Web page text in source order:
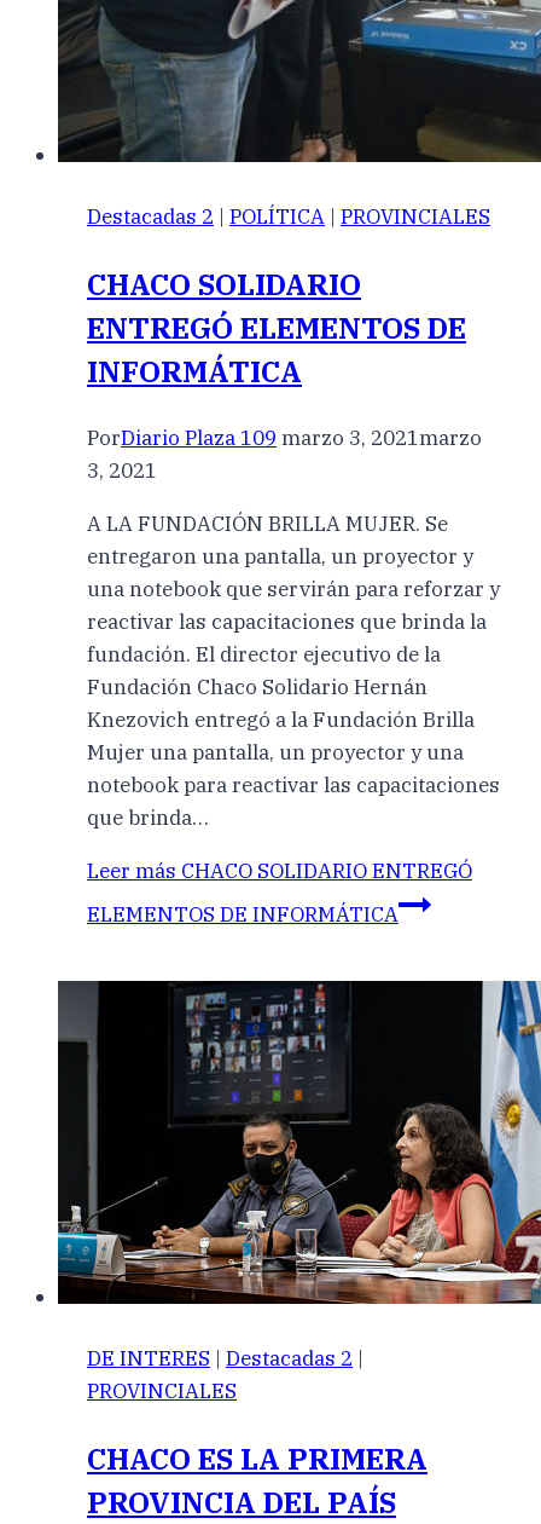
Destacadas 2 | POLÍTICA | PROVINCIALES
CHACO SOLIDARIO
ENTREGÓ ELEMENTOS DE
INFORMÁTICA
PorDiario Plaza 109 marzo 3, 2021marzo
3, 2021
A LA FUNDACIÓN BRILLA MUJER. Se
entregaron una pantalla, un proyector y
una notebook que servirán para reforzar y
reactivar las capacitaciones que brinda la
fundación. El director ejecutivo de la
Fundación Chaco Solidario Hernán
Knezovich entregó a la Fundación Brilla
Mujer una pantalla, un proyector y una
notebook para reactivar las capacitaciones
que brinda…
Leer más CHACO SOLIDARIO ENTREGÓ
ELEMENTOS DE INFORMÁTICA
DE INTERES | Destacadas 2 |
PROVINCIALES
CHACO ES LA PRIMERA
PROVINCIA DEL PAÍS